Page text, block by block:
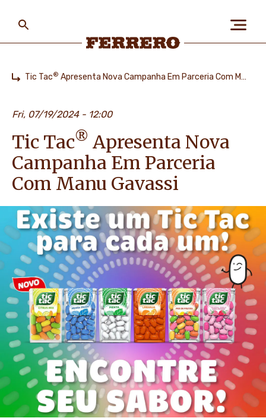
PESSOAS & PLANETA
NOSSAS MARCAS
CARREIRA
NOTÍCIAS E ARTIGOS
main
content
Tic Tac® Apresenta Nova Campanha Em Parceria Com Manu Gavassi
Fri, 07/19/2024 - 12:00
Tic Tac® Apresenta Nova
Campanha Em Parceria
Com Manu Gavassi